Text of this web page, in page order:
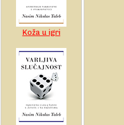
Koža u igri